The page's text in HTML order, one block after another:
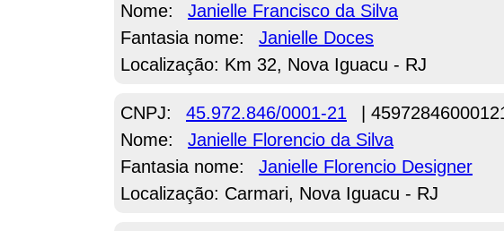
Nome:
Janielle Francisco da Silva
Fantasia nome:
Janielle Doces
Localização: Km 32, Nova Iguacu - RJ
CNPJ: 45.972.846/0001-21
|
Nome:
Janielle Florencio da Silva
Fantasia nome:
Janielle Florencio Designer
Localização: Carmari, Nova Iguacu - RJ